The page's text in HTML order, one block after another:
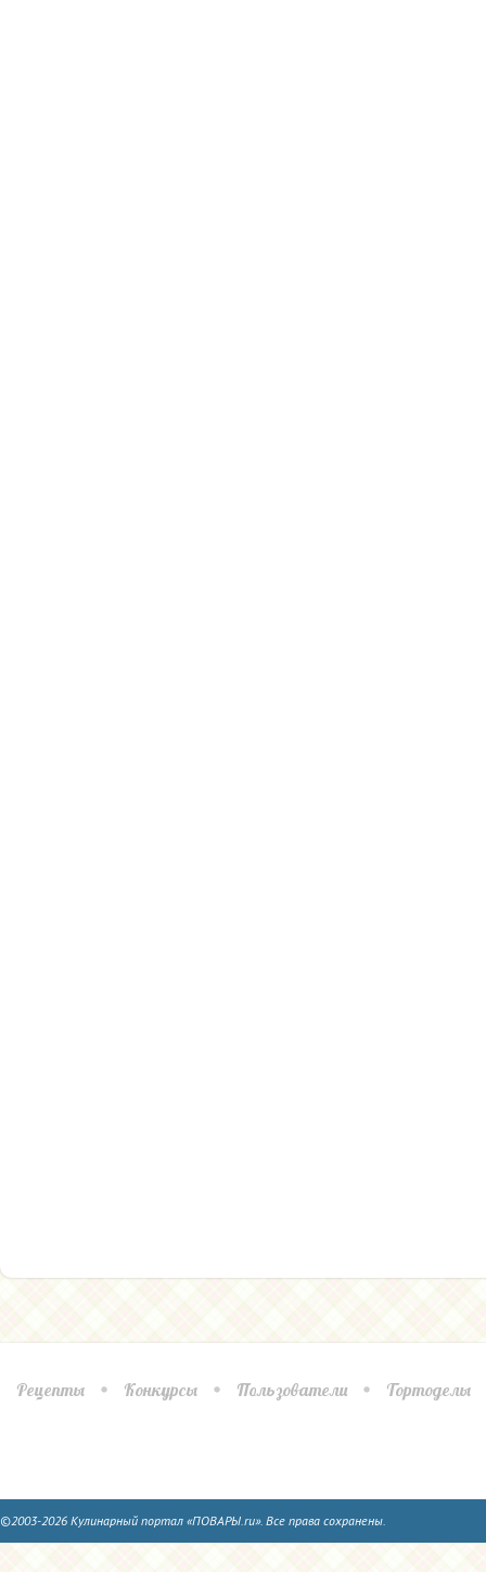
Рецепты Конкурсы Пользователи Тортоделы
©2003-2026 Кулинарный портал «ПОВАРЫ.ru». Все права сохранены.